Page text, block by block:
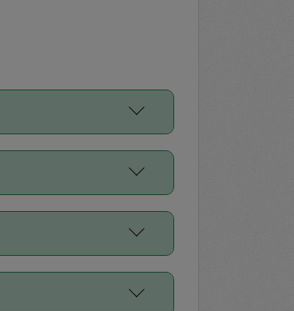
延長機能をご利用くださ
意の上事前申請すること
。
います。
ビューの平均値、などで
EXPRESS／Diners